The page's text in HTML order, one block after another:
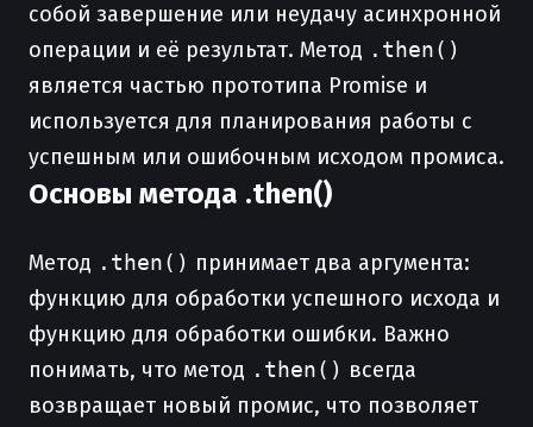
собой завершение или неудачу асинхронной
операции и её результат. Метод .then()
является частью прототипа Promise и
используется для планирования работы с
успешным или ошибочным исходом промиса.
Основы метода .then()
Метод .then() принимает два аргумента:
функцию для обработки успешного исхода и
функцию для обработки ошибки. Важно
понимать, что метод .then() всегда
возвращает новый промис, что позволяет